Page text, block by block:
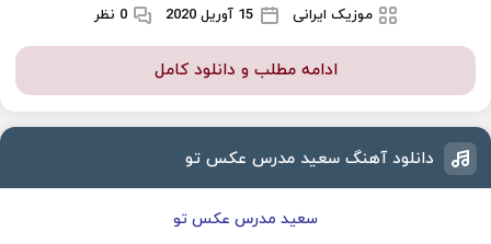
موزیک ایرانی 15 آوریل 2020 0 نظر
ادامه مطلب و دانلود کامل
دانلود آهنگ سعید مدرس عکس تو
سعید مدرس عکس تو